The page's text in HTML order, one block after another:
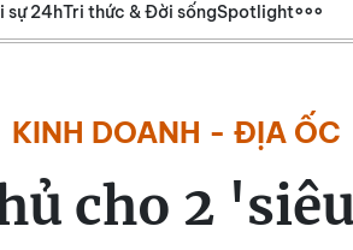
sự 24hTri thức & Đời sốngSpotlight
KINH DOANH - ĐỊA ỐC
cho 2